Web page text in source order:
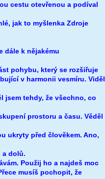
cestu otevřenou a podíval
jak to myšlenka Zdroje
dále k nějakému
pohybu, který se rozšiřuje
v harmonii vesmíru. Viděl
jsem tehdy, že všechno, co
prostoru a času. Věděl
ukryty před člověkem. Ano,
a dolů.
Použij ho a najdeš moc
musíš pochopit, že